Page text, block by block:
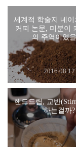
세계적 학술지 네이
커피 논문, 미분이
의 주역이었
2016.08.12
핸드드립, 교반
하는걸까?